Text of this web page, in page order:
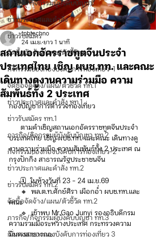
ภารกิจ/กิจกรรมผู้บังคับบัญชา
ข่าวประกาศและคำสั่ง
ข่าวรับสมัคร
จัดซื้อจัดจ้าง/แผน/ตัวชี้วัด
กิจกรรมของกองบังคับการท่องเที่ยว-1
จัดซื้อจัดจ้าง/แผน/ตัวชี้วัด ทท.1
ข่าวประกาศและคำสั่ง ทท.1
ข่าวรับสมัคร ทท.1
ภารกิจ/กิจกรรมผู้บังคับบัญชา ทท.2
กิจกรรมของกองบังคับการท่องเที่ยว-2
ข่าวประกาศและคำสั่ง ทท.2
ข่าวรับสมัคร ทท.2
จัดซื้อจัดจ้าง/แผน/ตัวชี้วัด ทท.2
ภารกิจ/กิจกรรมผู้บังคับบัญชา ทท.3
กิจกรรมของกองบังคับการท่องเที่ยว 3
สถานเอกอัครราชทูตจีนประจำ
ประเทศไทย เชิญ ผบช.ทท. และคณะ
เดินทางดูงานความร่วมมือ ความ
สัมพันธ์ทั้ง 2 ประเทศ
tpbtechno
24 เม.ย. ยาว 1 นาที
กองบัญชาการตำรวจท่องเที่ยว
ประเทศไทย เชิญ ผบช.ทท. และคณะ เดินทางดู
งานความร่วมมือ ความสัมพันธ์ทั้ง 2 ประเทศ ณ
กรุงปักกิ่ง สาธารณรัฐประชาชนจีน
      🗓️  ในห้วงวันที่ 23 - 24 เม.ย.69
คณะ
      🔹  เข้าพบ Mr.Gao Junyi รองอธิบดีกรม
ความร่วมมือระหว่างประเทศ กระทรวงความ
มั่นคงสาธารณะ